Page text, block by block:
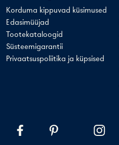
Korduma kippuvad küsimused
Edasimüüjad
Tootekataloogid
Süsteemigarantii
Privaatsuspoliitika ja küpsised